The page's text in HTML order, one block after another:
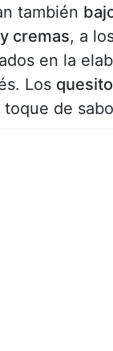
también
cremas, a
en la
Los
toque de